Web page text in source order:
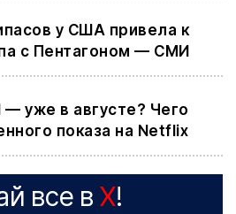
у США привела к
с Пентагоном — СМИ
— уже в августе? Чего
показа на Netflix
все в X!